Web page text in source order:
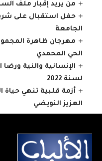
من يريد إقبار ملف
حفل استقبال على
الجامعة
مهرجان ظاهرة
الحي المحمدي
الإنسانية والنية
لسنة 2022
أزمة قلبية تنهي حياة
العزيز النويضي